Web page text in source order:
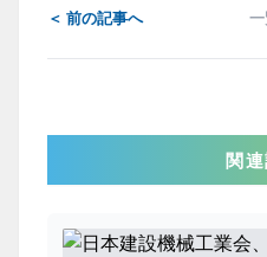
＜ 前の記事へ
関